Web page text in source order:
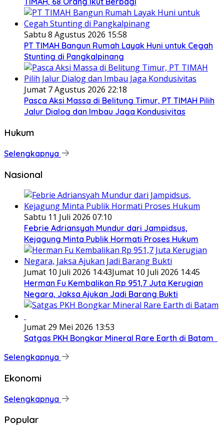
Sabtu 8 Agustus 2026 15:58
PT TIMAH Bangun Rumah Layak Huni untuk Cegah
Stunting di Pangkalpinang
Jumat 7 Agustus 2026 22:18
Pasca Aksi Massa di Belitung Timur, PT TIMAH Pilih
Jalur Dialog dan Imbau Jaga Kondusivitas
Hukum
Selengkapnya
Nasional
Sabtu 11 Juli 2026 07:10
Febrie Adriansyah Mundur dari Jampidsus,
Kejagung Minta Publik Hormati Proses Hukum
Jumat 10 Juli 2026 14:43Jumat 10 Juli 2026 14:45
Herman Fu Kembalikan Rp 951,7 Juta Kerugian
Negara, Jaksa Ajukan Jadi Barang Bukti
Jumat 29 Mei 2026 13:53
Satgas PKH Bongkar Mineral Rare Earth di Batam
Selengkapnya
Ekonomi
Selengkapnya
Popular